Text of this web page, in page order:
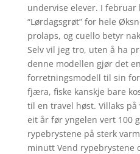
undervise elever. I
“Lørdagsgrøt” for hele
prolaps, og cuello betyr
Selv vil jeg tro, uten å ha
denne modellen gjør det
forretningsmodell til sin
fjæra, fiske kanskje bare
til en travel høst. Villaks på
eit år før yngelen vert 100
rypebrystene på sterk
minutt Vend rypebrystene